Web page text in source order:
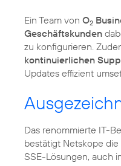
Ein Team von O2
Geschäftskunden
zu konfigurieren.
kontinuierlichen
Updates effizient
Das renommierte IT-
bestätigt Netskope die
SSE-Lösungen, auch